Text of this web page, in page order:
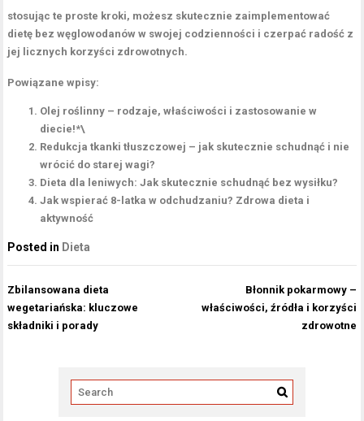
stosując te proste kroki, możesz skutecznie zaimplementować
dietę bez węglowodanów w swojej codzienności i czerpać radość z
jej licznych korzyści zdrowotnych.
Powiązane wpisy:
Olej roślinny – rodzaje, właściwości i zastosowanie w
diecie!*\
Redukcja tkanki tłuszczowej – jak skutecznie schudnąć i nie
wrócić do starej wagi?
Dieta dla leniwych: Jak skutecznie schudnąć bez wysiłku?
Jak wspierać 8-latka w odchudzaniu? Zdrowa dieta i
aktywność
Posted in Dieta
Nawigacja
wpisu
Zbilansowana dieta
wegetariańska: kluczowe
składniki i porady
Błonnik pokarmowy –
właściwości, źródła i korzyści
zdrowotne